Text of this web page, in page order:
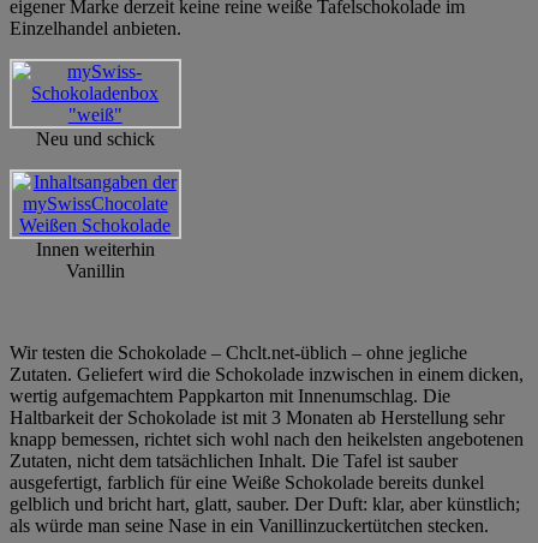
eigener Marke derzeit keine reine weiße Tafelschokolade im
Einzelhandel anbieten.
Neu und schick
Innen weiterhin
Vanillin
Wir testen die Schokolade – Chclt.net-üblich – ohne jegliche
Zutaten. Geliefert wird die Schokolade inzwischen in einem dicken,
wertig aufgemachtem Pappkarton mit Innenumschlag. Die
Haltbarkeit der Schokolade ist mit 3 Monaten ab Herstellung sehr
knapp bemessen, richtet sich wohl nach den heikelsten angebotenen
Zutaten, nicht dem tatsächlichen Inhalt. Die Tafel ist sauber
ausgefertigt, farblich für eine Weiße Schokolade bereits dunkel
gelblich und bricht hart, glatt, sauber. Der Duft: klar, aber künstlich;
als würde man seine Nase in ein Vanillinzuckertütchen stecken.